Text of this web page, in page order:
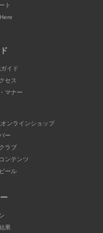
ト
イド
セス
マナー
ンラインショップ
ー
ラブ
ンテンツ
ール
果